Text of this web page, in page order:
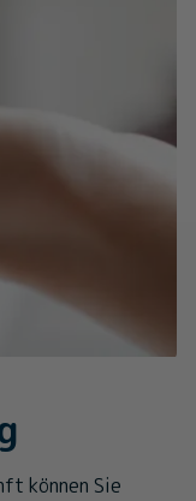
können Sie